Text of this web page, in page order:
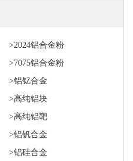
>2024铝合金粉
>7075铝合金粉
>铝钇合金
>高纯铝块
>高纯铝靶
>铝钒合金
>铝硅合金